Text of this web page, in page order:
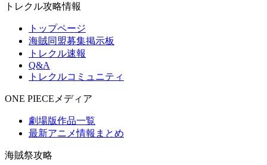
トレクル攻略情報
トップページ
海賊同盟募集掲示板
トレクル速報
Q&A
トレクルコミュニティ
ONE PIECEメディア
劇場版作品一覧
最新アニメ情報まとめ
海賊祭攻略